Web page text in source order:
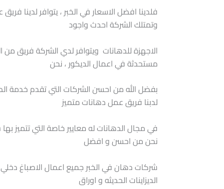
فلدينا افضل الاسعار في الخبر ، يتوافر لدينا
وتمتلك الشركة احدث واجود
الاجهزة للدهانات ويتوافر لدي الشركة فريق من
مستحدثة في اعمال الديكور ، نحن
بفضل الله من احسن الشركات التي تقدم خدمة
لدبنا فريق عمل دهانات متميز
في مجال الدهانات له معايير خاصة التي تتميز
نحن من احسن و افضل
شركات دهان في الخبر جميع اعمال الاصباغ
الديزاينات الحديثه و اوراق